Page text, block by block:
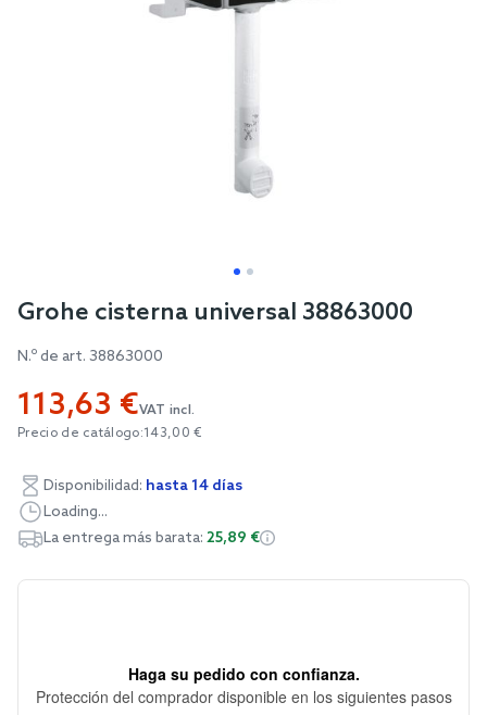
Skip
the
beginning
of
the
gallery
Grohe cisterna universal 38863000
N.º de art. 38863000
113,63 €VAT incl.
Precio de catálogo:143,00 €
Disponibilidad: hasta 14 días
Loading...
La entrega más barata: 25,89 €